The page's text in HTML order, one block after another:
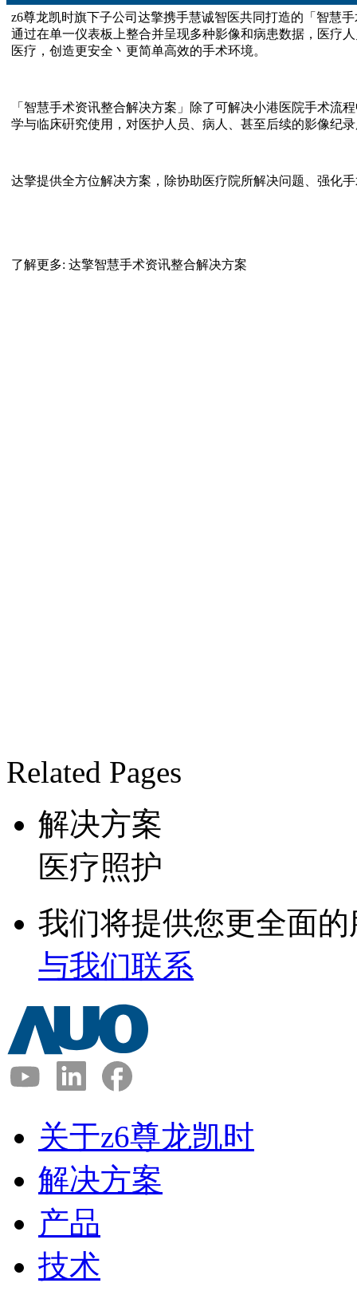
z6尊龙凯时旗下子公司达擎携手慧诚智医共同打造的「智慧
通过在单一仪表板上整合并呈现多种影像和病患数据，医疗
医疗，创造更安全丶更简单高效的手术环境。
「智慧手术资讯整合解决方案」除了可解决小港医院手术流
学与临床硏究使用，对医护人员、病人、甚至后续的影像纪
达擎提供全方位解决方案，除协助医疗院所解决问题、强化
了解更多: 达擎智慧手术资讯整合解决方案
Related Pages
解决方案
医疗照护
我们将提供您更全面的
与我们联系
关于z6尊龙凯时
解决方案
产品
技术